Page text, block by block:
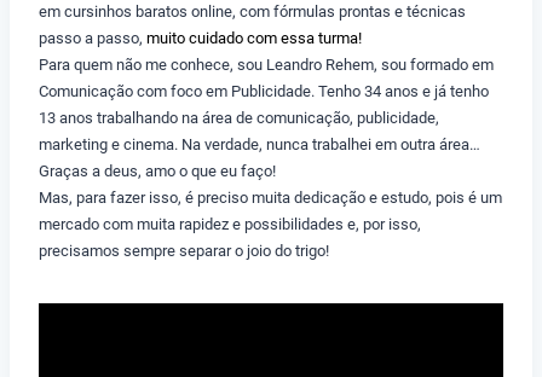
em cursinhos baratos online, com fórmulas prontas e técnicas
passo a passo, muito cuidado com essa turma!
Para quem não me conhece, sou Leandro Rehem, sou formado em
Comunicação com foco em Publicidade. Tenho 34 anos e já tenho
13 anos trabalhando na área de comunicação, publicidade,
marketing e cinema. Na verdade, nunca trabalhei em outra área…
Graças a deus, amo o que eu faço!
Mas, para fazer isso, é preciso muita dedicação e estudo, pois é um
mercado com muita rapidez e possibilidades e, por isso,
precisamos sempre separar o joio do trigo!